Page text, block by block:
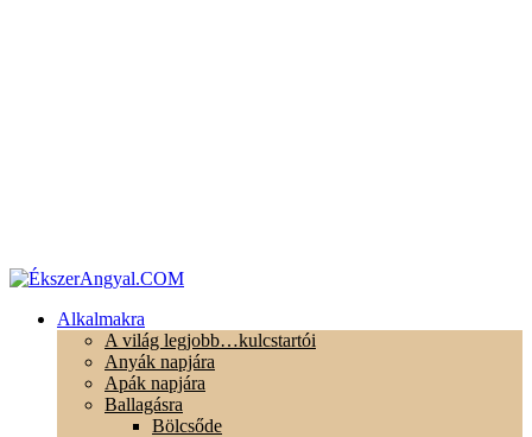
Alkalmakra
A világ legjobb…kulcstartói
Anyák napjára
Apák napjára
Ballagásra
Bölcsőde